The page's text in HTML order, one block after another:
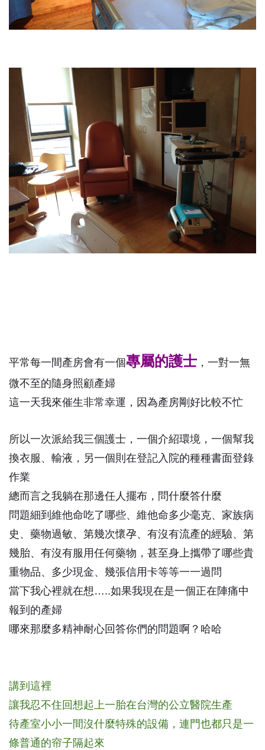
平常每一間產房會有一個專屬的護士 ，一對一無
微不至的隨身照顧產婦
這一天我來催生非常幸運，因為產房剛好比較不忙
所以一次派給我三個護士，一個介紹環境，一個幫我
換衣服、輸液，另一個則在登記入院的種種書面登錄
作業
總而言之我躺在那邊任人擺布，問什麼答什麼
問題細到維他命吃了哪些、維他命多少毫克、家族病
史、藥物過敏、第幾次懷孕、有沒有流產的經驗、第
幾胎、有沒有服用任何藥物，甚至身上攜帶了哪些貴
重物品、多少現金、幾張信用卡等等一一過問
當下我心裡就在想…..如果我現在是一個正在陣痛中
報到的產婦
哪來那麼多精神耐心回答你們的問題啊？哈哈
講到這裡
讓我忍不住回想起上一胎在台灣的公立醫院生產
待產室小小一間沒什麼特殊的設備，連門也都只是一
條普通的帘子隔起來